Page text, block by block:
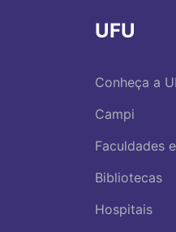
UFU
Conheça a
Campi
Faculdades
Bibliotecas
Hospitais